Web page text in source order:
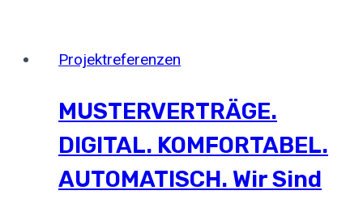
Bestandsschätzer
Lebensmittel
zu
retten.
Projektreferenzen
MUSTERVERTRÄGE.
DIGITAL. KOMFORTABEL.
AUTOMATISCH. Wir Sind